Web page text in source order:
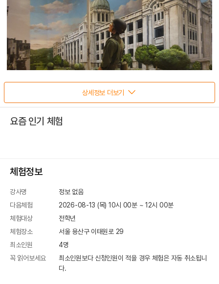
상세정보 더보기
요즘 인기 체험
체험정보
강사명
정보 없음
다음체험
2026-08-13 (목) 10시 00분~ 12시 00분
체험대상
전학년
체험장소
서울 용산구 이태원로 29
최소인원
4명
꼭 읽어보세요
최소인원보다 신청인원이 적을 경우 체험은 자동 취소됩니
다.